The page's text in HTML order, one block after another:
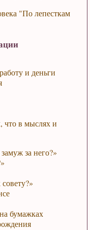
"По лепесткам
и деньги
что в мыслях и
за него?»
бумажках